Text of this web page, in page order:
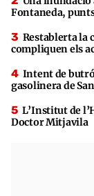
Fontaneda,
Restablerta la
compliquen els
Intent de
gasolinera de
L’Institut de
Doctor Mitjavila